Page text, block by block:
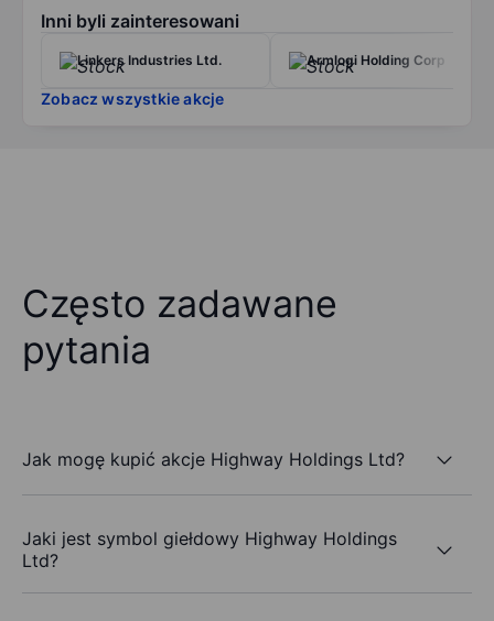
Inni byli zainteresowani
Linkers Industries Ltd. Armlogi Holding Corp
Zobacz wszystkie akcje
Często zadawane
pytania
Jak mogę kupić akcje Highway Holdings Ltd?
Jaki jest symbol giełdowy Highway Holdings
Ltd?